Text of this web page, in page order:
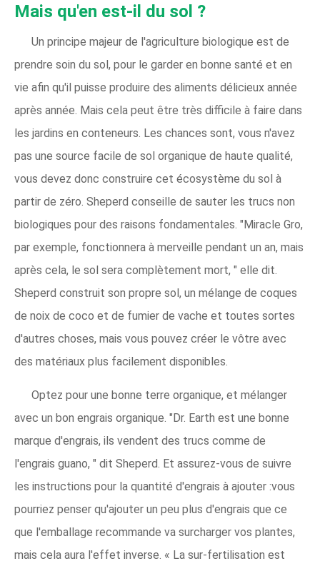
Mais qu'en est-il du sol ?
Un principe majeur de l'agriculture biologique est de
prendre soin du sol, pour le garder en bonne santé et en
vie afin qu'il puisse produire des aliments délicieux année
après année. Mais cela peut être très difficile à faire dans
les jardins en conteneurs. Les chances sont, vous n'avez
pas une source facile de sol organique de haute qualité,
vous devez donc construire cet écosystème du sol à
partir de zéro. Sheperd conseille de sauter les trucs non
biologiques pour des raisons fondamentales. "Miracle Gro,
par exemple, fonctionnera à merveille pendant un an, mais
après cela, le sol sera complètement mort, " elle dit.
Sheperd construit son propre sol, un mélange de coques
de noix de coco et de fumier de vache et toutes sortes
d'autres choses, mais vous pouvez créer le vôtre avec
des matériaux plus facilement disponibles.
Optez pour une bonne terre organique, et mélanger
avec un bon engrais organique. "Dr. Earth est une bonne
marque d'engrais, ils vendent des trucs comme de
l'engrais guano, " dit Sheperd. Et assurez-vous de suivre
les instructions pour la quantité d'engrais à ajouter :vous
pourriez penser qu'ajouter un peu plus d'engrais que ce
que l'emballage recommande va surcharger vos plantes,
mais cela aura l'effet inverse. « La sur-fertilisation est